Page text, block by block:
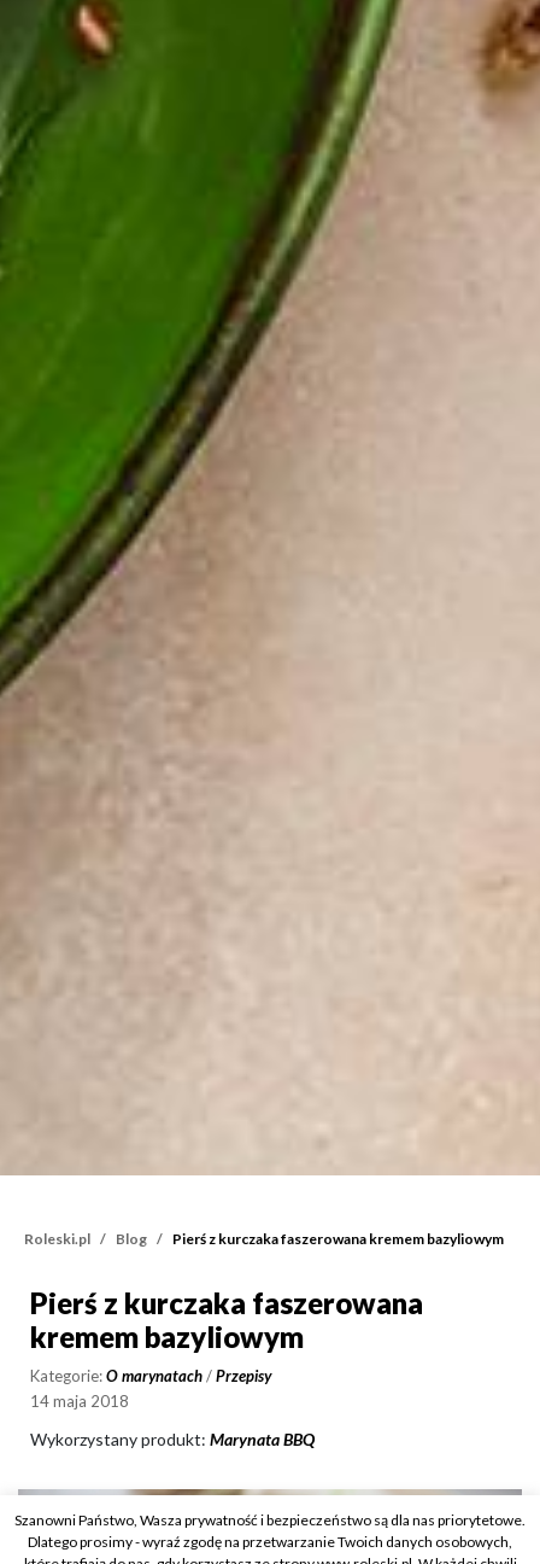
Roleski.pl Blog Pierś z kurczaka faszerowana kremem bazyliowym
Pierś z kurczaka
Pierś z kurczaka faszerowana
kremem bazyliowym
Kategorie:O marynatach/Przepisy
14 maja 2018
Wykorzystany produkt: Marynata BBQ
Szanowni Państwo, Wasza prywatność i bezpieczeństwo są dla nas priorytetowe.
Dlatego prosimy - wyraź zgodę na przetwarzanie Twoich danych osobowych,